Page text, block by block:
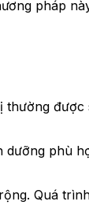
pháp
phù
Quá